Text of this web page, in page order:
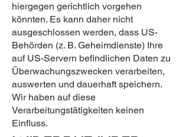
hiergegen gerichtlich vorgehen
könnten. Es kann daher nicht
ausgeschlossen werden, dass US-
Behörden (z. B. Geheimdienste) Ihre
auf US-Servern befindlichen Daten zu
Überwachungszwecken verarbeiten,
auswerten und dauerhaft speichern.
Wir haben auf diese
Verarbeitungstätigkeiten keinen
Einfluss.